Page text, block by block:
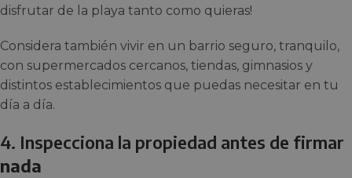
disfrutar de la playa tanto como quieras!
Considera también vivir en un barrio seguro, tranquilo,
con supermercados cercanos, tiendas, gimnasios y
distintos establecimientos que puedas necesitar en tu
día a día.
4. Inspecciona la propiedad antes de firmar
nada